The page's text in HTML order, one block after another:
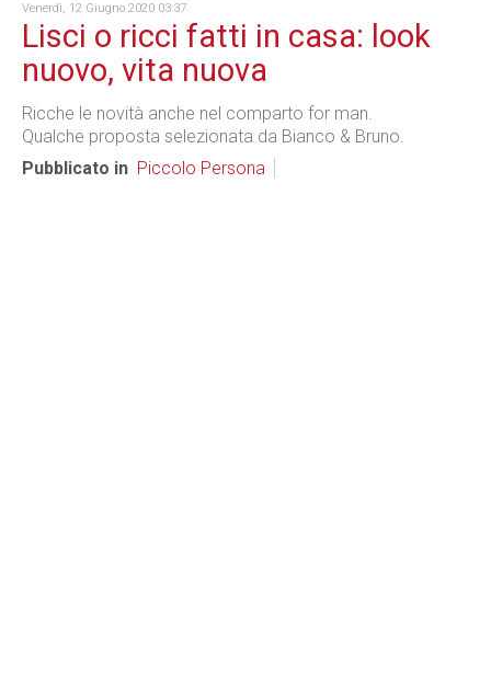
Venerdì, 12 Giugno 2020 03:37
Lisci o ricci fatti in casa: look
nuovo, vita nuova
Ricche le novità anche nel comparto for man.
Qualche proposta selezionata da Bianco & Bruno.
Pubblicato in Piccolo Persona